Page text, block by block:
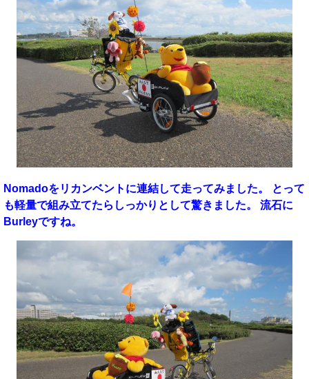
Nomadoをリカンベントに連結して走ってみました。 とって
も軽量で組み立てたらしっかりとして驚きました。 流石に
Burleyですね。